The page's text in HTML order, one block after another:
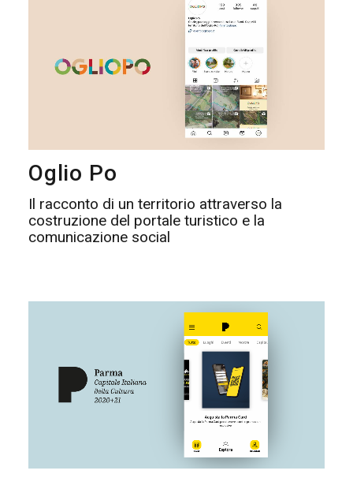
Oglio Po
Il racconto di un territorio attraverso la
costruzione del portale turistico e la
comunicazione social